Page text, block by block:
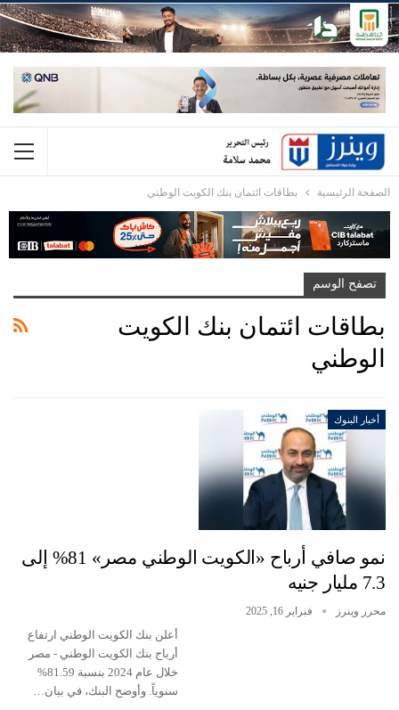
الصفحة الرئيسية بطاقات ائتمان بنك الكويت الوطني
تصفح الوسم
بطاقات ائتمان بنك الكويت
الوطني
أخبار البنوك
نمو صافي أرباح «الكويت الوطني مصر» 81% إلى
7.3 مليار جنيه
محرر وينرز فبراير 16, 2025
أعلن بنك الكويت الوطني ارتفاع
أرباح بنك الكويت الوطني - مصر
خلال عام 2024 بنسبة 81.59%
سنوياً. وأوضح البنك، في بيان…